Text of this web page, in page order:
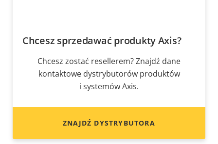
Chcesz sprzedawać produkty Axis?
Chcesz zostać resellerem? Znajdź dane
kontaktowe dystrybutorów produktów
i systemów Axis.
ZNAJDŹ DYSTRYBUTORA